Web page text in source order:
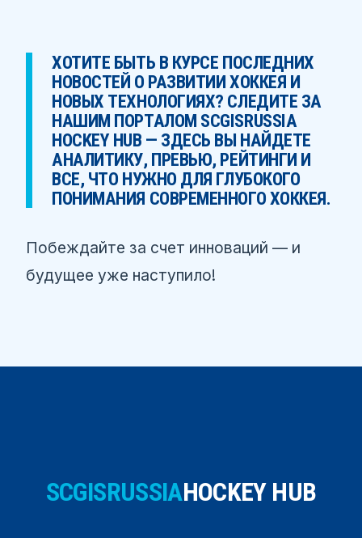
ХОТИТЕ БЫТЬ В КУРСЕ ПОСЛЕДНИХ
НОВОСТЕЙ О РАЗВИТИИ ХОККЕЯ И
НОВЫХ ТЕХНОЛОГИЯХ? СЛЕДИТЕ ЗА
НАШИМ ПОРТАЛОМ SCGISRUSSIA
HOCKEY HUB — ЗДЕСЬ ВЫ НАЙДЕТЕ
АНАЛИТИКУ, ПРЕВЬЮ, РЕЙТИНГИ И
ВСЕ, ЧТО НУЖНО ДЛЯ ГЛУБОКОГО
ПОНИМАНИЯ СОВРЕМЕННОГО ХОККЕЯ.
Побеждайте за счет инноваций — и
будущее уже наступило!
SCGISRUSSIAHOCKEY HUB